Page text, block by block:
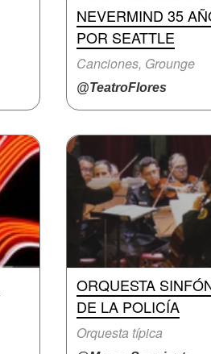
NEVERMIND 35
POR SEATTLE
Canciones, Grounge
@TeatroFlores
ORQUESTA
DE LA POLICÍA
Orquesta típica